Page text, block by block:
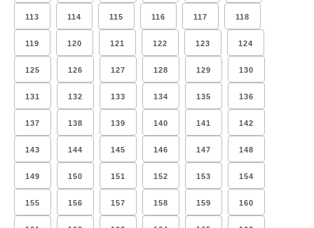
113 114 115 116 117 118
119 120 121 122 123 124
125 126 127 128 129 130
131 132 133 134 135 136
137 138 139 140 141 142
143 144 145 146 147 148
149 150 151 152 153 154
155 156 157 158 159 160